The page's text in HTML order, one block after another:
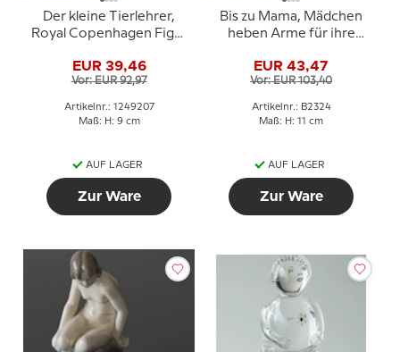
Der kleine Tierlehrer,
Royal Copenhagen Figur
Kollektion
EUR 39,46
Vor: EUR 92,97
Artikelnr.: 1249207
Maß: H: 9 cm
AUF LAGER
Zur Ware
Bis zu Mama, Mädchen
heben Arme für ihre
Figur Nr. 478 oder 2324
EUR 43,47
Vor: EUR 103,40
Artikelnr.: B2324
Maß: H: 11 cm
AUF LAGER
Zur Ware